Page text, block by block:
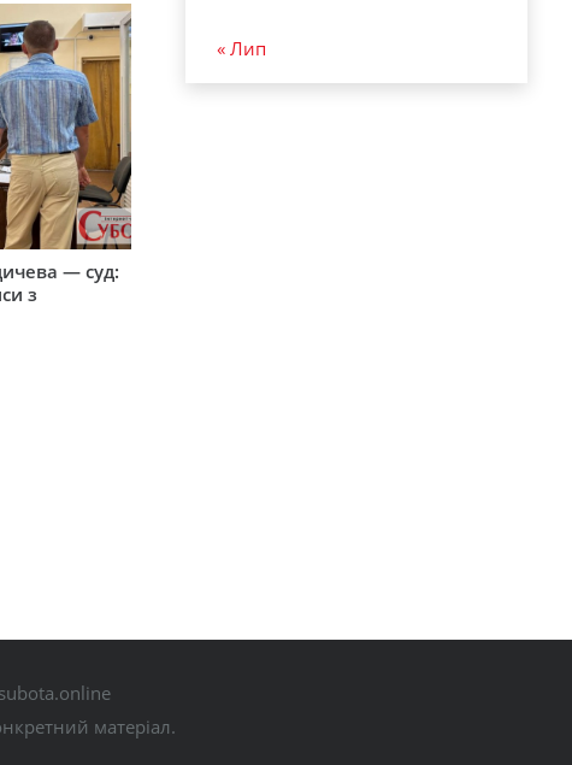
— суд:
з
« Лип
матеріал.